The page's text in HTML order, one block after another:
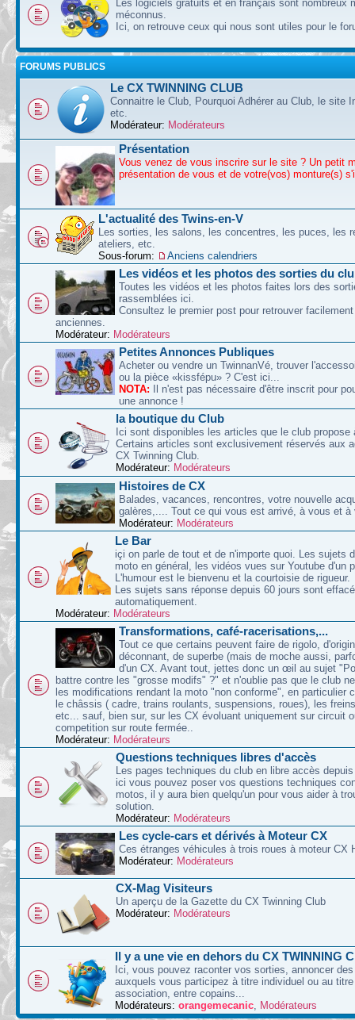
Les logiciels gratuits et en français sont nombreux
méconnus.
Ici, on retrouve ceux qui nous sont utiles pour le
FORUMS PUBLICS
Le CX TWINNING CLUB
Connaitre le Club, Pourquoi Adhérer au Club, le site
etc.
Modérateur: Modérateurs
Présentation
Vous venez de vous inscrire sur le site ? Un petit
présentation de vous et de votre(vos) monture(s)
L'actualité des Twins-en-V
Les sorties, les salons, les concentres, les puces, les
ateliers, etc.
Sous-forum:
Anciens calendriers
Les vidéos et les photos des sorties du
Toutes les vidéos et les photos faites lors des
rassemblées ici.
Consultez le premier post pour retrouver
anciennes.
Modérateur: Modérateurs
Petites Annonces Publiques
Acheter ou vendre un TwinnanVé, trouver
ou la pièce «kissfépu» ? C'est ici...
NOTA: Il n'est pas nécessaire d'être inscrit pour
une annonce !
la boutique du Club
Ici sont disponibles les articles que le club propose
Certains articles sont exclusivement réservés aux
CX Twinning Club.
Modérateur: Modérateurs
Histoires de CX
Balades, vacances, rencontres, votre nouvelle
galères,.... Tout ce qui vous est arrivé, à vous et à
Modérateur: Modérateurs
Le Bar
içi on parle de tout et de n'importe quoi. Les sujets
moto en général, les vidéos vues sur Youtube d'un
L'humour est le bienvenu et la courtoisie de rigueur.
Les sujets sans réponse depuis 60 jours sont
automatiquement.
Modérateur: Modérateurs
Transformations, café-racerisations,...
Tout ce que certains peuvent faire de rigolo,
déconnant, de superbe (mais de moche aussi,
d'un CX. Avant tout, jettes donc un œil au sujet
battre contre les "grosse modifs" ?" et n'oublie pas que le club
les modifications rendant la moto "non conforme", en particulier
le châssis ( cadre, trains roulants, suspensions, roues), les
etc... sauf, bien sur, sur les CX évoluant uniquement sur circuit
competition sur route fermée..
Modérateur: Modérateurs
Questions techniques libres d'accès
Les pages techniques du club en libre accès
ici vous pouvez poser vos questions techniques
motos, il y aura bien quelqu'un pour vous aider à
solution.
Modérateur: Modérateurs
Les cycle-cars et dérivés à Moteur CX
Ces étranges véhicules à trois roues à moteur CX
Modérateur: Modérateurs
CX-Mag Visiteurs
Un aperçu de la Gazette du CX Twinning Club
Modérateur: Modérateurs
Il y a une vie en dehors du CX TWINNING
Ici, vous pouvez raconter vos sorties, annoncer
auxquels vous participez à titre individuel ou au
association, entre copains...
Modérateurs: orangemecanic, Modérateurs